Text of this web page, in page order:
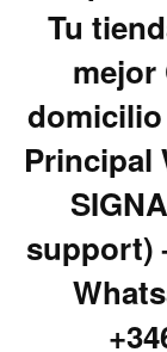
Tu
mejor
domicilio
Principal
support)